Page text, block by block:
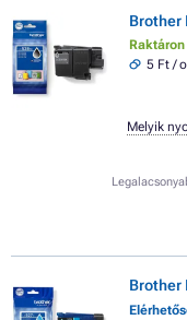
Brother
5 Ft /
Melyik
Brother